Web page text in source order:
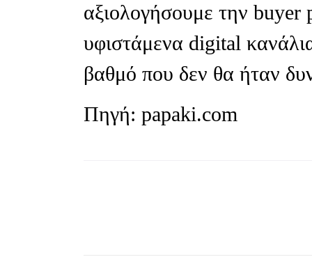
αξιολογήσουμε την
υφιστάμενα digital
βαθμό που δεν θα ήταν
Πηγή: papaki.com